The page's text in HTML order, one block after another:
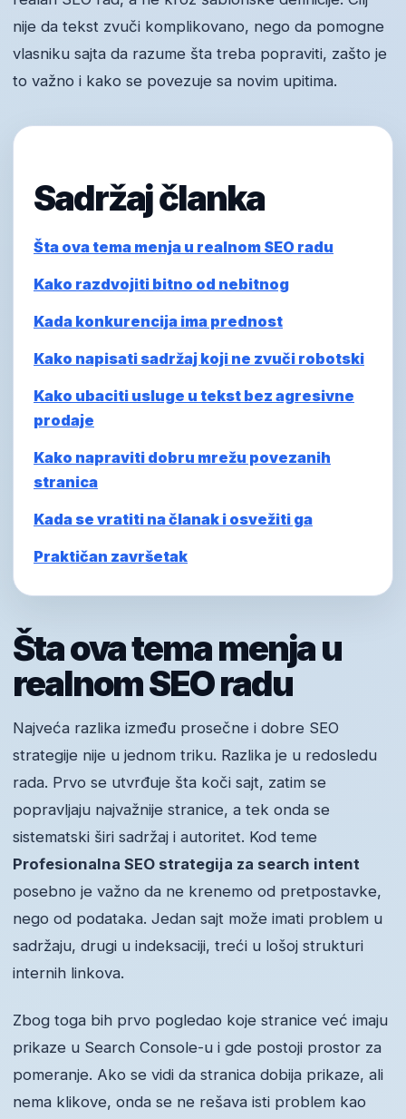
nije da tekst zvuči komplikovano, nego da pomogne
vlasniku sajta da razume šta treba popraviti, zašto je
to važno i kako se povezuje sa novim upitima.
Sadržaj članka
Šta ova tema menja u realnom SEO radu
Kako razdvojiti bitno od nebitnog
Kada konkurencija ima prednost
Kako napisati sadržaj koji ne zvuči robotski
Kako ubaciti usluge u tekst bez agresivne
prodaje
Kako napraviti dobru mrežu povezanih
stranica
Kada se vratiti na članak i osvežiti ga
Praktičan završetak
Šta ova tema menja u
realnom SEO radu
Najveća razlika između prosečne i dobre SEO
strategije nije u jednom triku. Razlika je u redosledu
rada. Prvo se utvrđuje šta koči sajt, zatim se
popravljaju najvažnije stranice, a tek onda se
sistematski širi sadržaj i autoritet. Kod teme
Profesionalna SEO strategija za search intent
posebno je važno da ne krenemo od pretpostavke,
nego od podataka. Jedan sajt može imati problem u
sadržaju, drugi u indeksaciji, treći u lošoj strukturi
internih linkova.
Zbog toga bih prvo pogledao koje stranice već imaju
prikaze u Search Console-u i gde postoji prostor za
pomeranje. Ako se vidi da stranica dobija prikaze, ali
nema klikove, onda se ne rešava isti problem kao